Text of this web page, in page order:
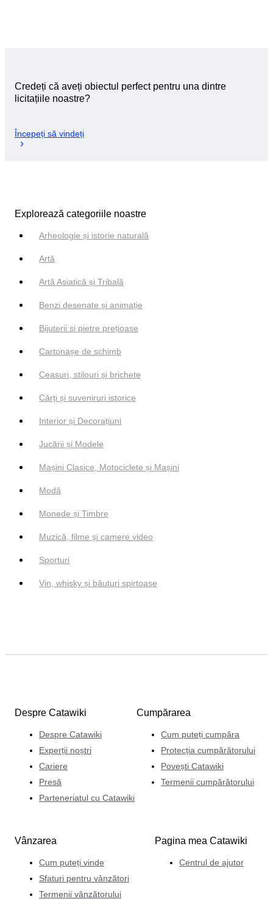
Credeți că aveți obiectul perfect pentru una dintre
licitațiile noastre?
Începeți să vindeți
Explorează categoriile noastre
Arheologie și istorie naturală
Artă
Artă Asiatică și Tribală
Benzi desenate și animație
Bijuterii si pietre prețioase
Cartonașe de schimb
Ceasuri, stilouri și brichete
Cărți și suveniruri istorice
Interior și Decorațiuni
Jucării și Modele
Mașini Clasice, Motociclete și Mașini
Modă
Monede și Timbre
Muzică, filme și camere video
Sporturi
Vin, whisky și băuturi spirtoase
Despre Catawiki
Despre Catawiki
Experții noștri
Cariere
Presă
Parteneriatul cu Catawiki
Cumpărarea
Cum puteți cumpăra
Protecția cumpărătorului
Povești Catawiki
Termenii cumpărătorului
Vânzarea
Cum puteți vinde
Sfaturi pentru vânzători
Termenii vânzătorului
Pagina mea Catawiki
Centrul de ajutor